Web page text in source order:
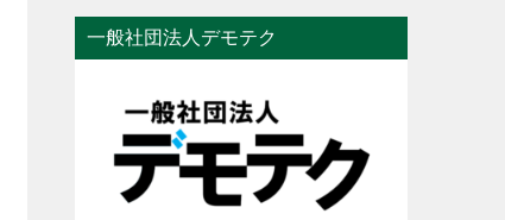
一般社団法人デモテク